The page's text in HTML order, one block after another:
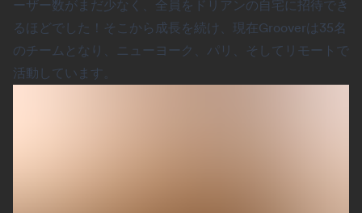
ーザー数がまだ少なく、全員をドリアンの自宅に招待でき
るほどでした！そこから成長を続け、現在Grooverは35名
のチームとなり、ニューヨーク、パリ、そしてリモートで
活動しています。